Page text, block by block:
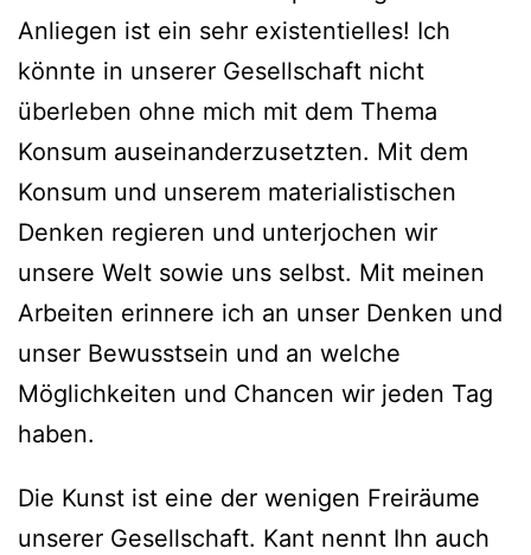
Anliegen ist ein sehr existentielles! Ich
könnte in unserer Gesellschaft nicht
überleben ohne mich mit dem Thema
Konsum auseinanderzusetzten. Mit dem
Konsum und unserem materialistischen
Denken regieren und unterjochen wir
unsere Welt sowie uns selbst. Mit meinen
Arbeiten erinnere ich an unser Denken und
unser Bewusstsein und an welche
Möglichkeiten und Chancen wir jeden Tag
haben.
Die Kunst ist eine der wenigen Freiräume
unserer Gesellschaft. Kant nennt Ihn auch